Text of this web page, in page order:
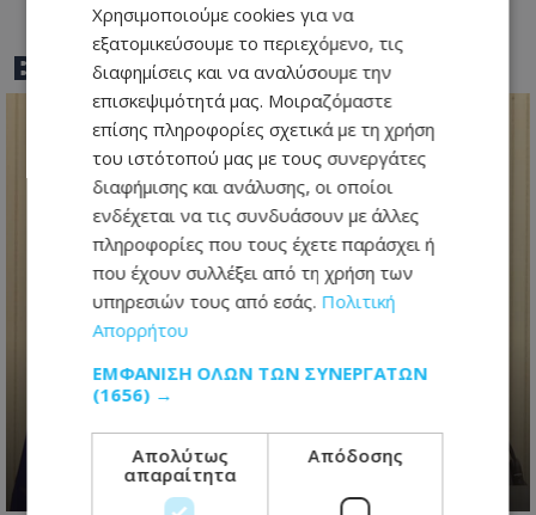
BEST OFTOTHEMAONLINE
Ανασχηματισμός με πολιτικά
μηνύματα: Ο Πρόεδρος
Χριστοδουλίδης έθεσε τον πήχη
ψηλά για τη νέα κυβέρνηση
06.08.2026 - 09:41
Χρησιμοποιούμε cookies για να
εξατομικεύσουμε το περιεχόμενο, τις
διαφημίσεις και να αναλύσουμε την
επισκεψιμότητά μας. Μοιραζόμαστε
επίσης πληροφορίες σχετικά με τη χρήση
του ιστότοπού μας με τους συνεργάτες
διαφήμισης και ανάλυσης, οι οποίοι
ενδέχεται να τις συνδυάσουν με άλλες
πληροφορίες που τους έχετε παράσχει ή
που έχουν συλλέξει από τη χρήση των
υπηρεσιών τους από εσάς. Πολιτική
Απορρήτου
ΕΜΦΆΝΙΣΗ ΌΛΩΝ ΤΩΝ ΣΥΝΕΡΓΑΤΏΝ
(1656) →
Απολύτως
απαραίτητα
Απόδοσης